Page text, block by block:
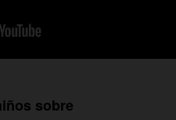
sobre